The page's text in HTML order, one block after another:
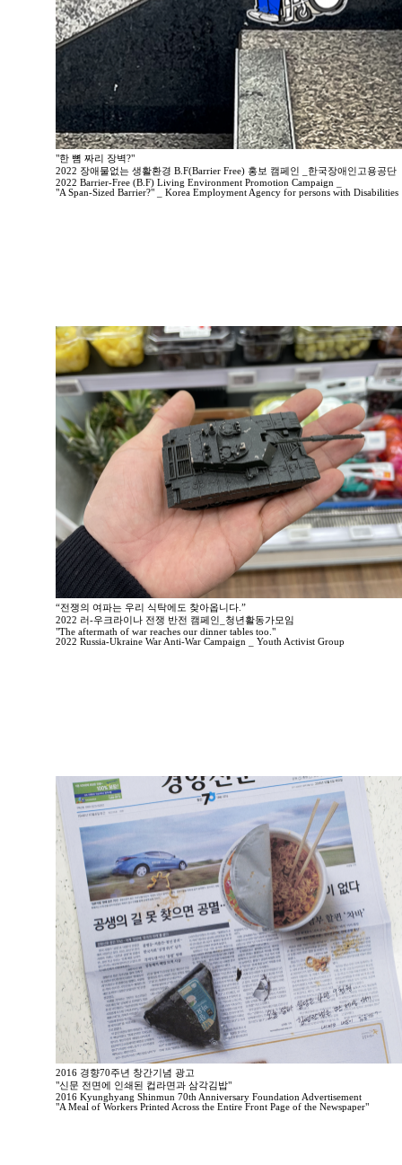
"한 뼘 짜리 장벽?"
2022 장애물없는 생활환경 B.F(Barrier Free) 홍보 캠페인 _한국장애인고용공단
2022 Barrier-Free (B.F) Living Environment Promotion Campaign _
"A Span-Sized Barrier?" _ Korea Employment Agency for persons with Disabilities
“전쟁의 여파는 우리 식탁에도 찾아옵니다.”
2022 러-우크라이나 전쟁 반전 캠페인_청년활동가모임
"The aftermath of war reaches our dinner tables too."
2022 Russia-Ukraine War Anti-War Campaign _ Youth Activist Group
2016 경향70주년 창간기념 광고
"신문 전면에 인쇄된 컵라면과 삼각김밥"
2016 Kyunghyang Shinmun 70th Anniversary Foundation Advertisement
"A Meal of Workers Printed Across the Entire Front Page of the Newspaper"